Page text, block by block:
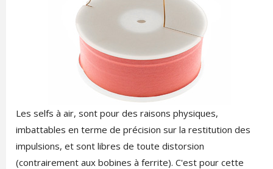
Les selfs à air, sont pour des raisons physiques,
imbattables en terme de précision sur la restitution des
impulsions, et sont libres de toute distorsion
(contrairement aux bobines à ferrite). C'est pour cette